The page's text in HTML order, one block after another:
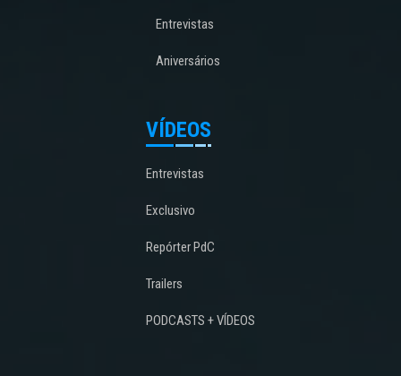
Entrevistas
Aniversários
VÍDEOS
Entrevistas
Exclusivo
Repórter PdC
Trailers
PODCASTS + VÍDEOS